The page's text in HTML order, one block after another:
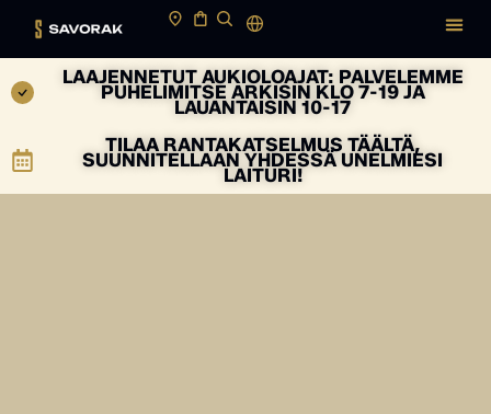
LAAJENNETUT AUKIOLOAJAT: PALVELEMME
PUHELIMITSE ARKISIN KLO 7-19 JA
LAUANTAISIN 10-17
TILAA RANTAKATSELMUS TÄÄLTÄ,
SUUNNITELLAAN YHDESSÄ UNELMIESI
LAITURI!